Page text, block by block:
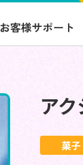
お客様サポート
ア
菓